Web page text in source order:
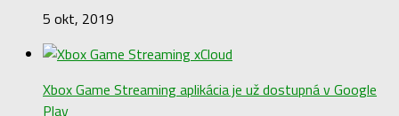
5 okt, 2019
Xbox Game Streaming aplikácia je už dostupná v Google
Play